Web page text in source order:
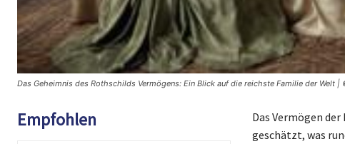
Das Geheimnis des Rothschilds Vermögens: Ein Blick auf die reichste Familie der Welt |
Empfohlen
Das Vermögen
geschätzt, was